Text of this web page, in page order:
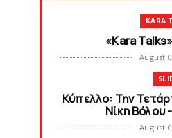
KARA
«Kara
August
Κύπελλο: Την
Νίκη Βόλου
August